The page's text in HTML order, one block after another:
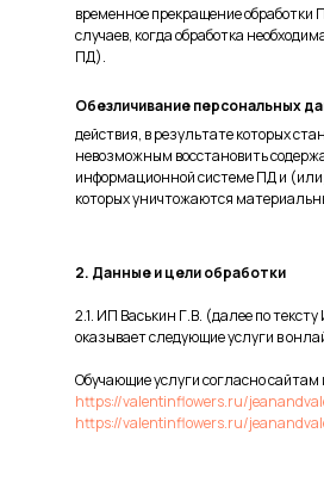
временное прекращение
случаев, когда обработка
ПД).
Обезличивание персональных
действия, в результате которых
невозможным восстановить
информационной системе ПД и
которых уничтожаются
2. Данные и цели обработки
2.1. ИП Васькин Г.В. (далее по
оказывает следующие услуги в
Обучающие услуги согласно
https://valentinflowers.ru/
https://valentinflowers.ru/